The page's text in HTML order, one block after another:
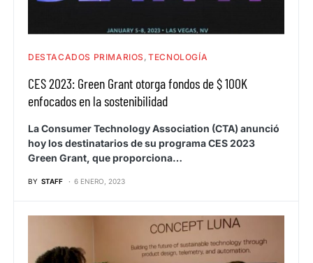
DESTACADOS PRIMARIOS TECNOLOGÍA
CES 2023: Green Grant otorga fondos de $ 100K
enfocados en la sostenibilidad
La Consumer Technology Association (CTA) anunció
hoy los destinatarios de su programa CES 2023
Green Grant, que proporciona…
BY STAFF 6 ENERO, 2023